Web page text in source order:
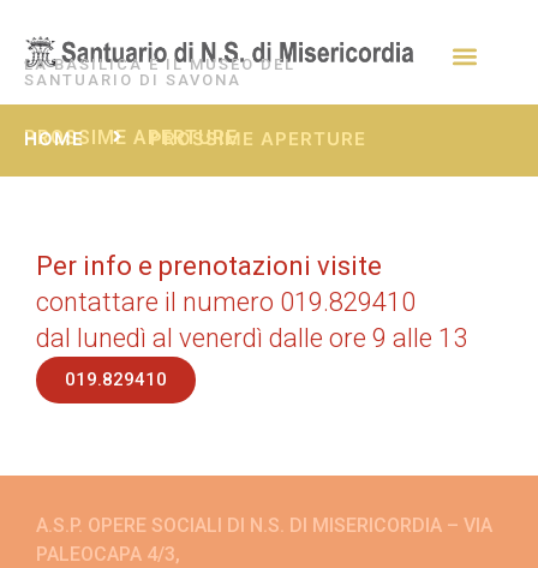
LA BASILICA E IL MUSEO DEL
SANTUARIO DI SAVONA
PROSSIME APERTURE
HOME PROSSIME APERTURE
Per info e prenotazioni visite
contattare il numero 019.829410
dal lunedì al venerdì dalle ore 9 alle 13
019.829410
A.S.P. OPERE SOCIALI DI N.S. DI MISERICORDIA – VIA
PALEOCAPA 4/3,